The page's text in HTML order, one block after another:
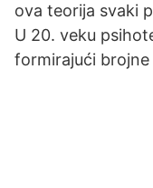
ova teorija svaki
U 20. veku
formirajući brojne